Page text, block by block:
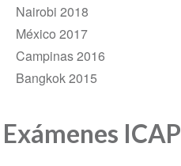
Exámenes ICAP
Nairobi 2018
México 2017
Campinas 2016
Bangkok 2015